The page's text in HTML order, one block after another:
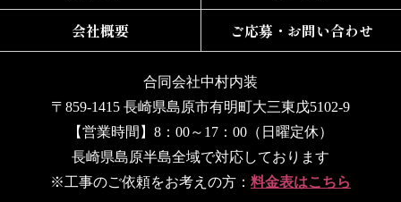
会社概要
ご応募・お問い合わせ
合同会社中村内装
〒859-1415 長崎県島原市有明町大三東戊5102-9
【営業時間】8：00～17：00（日曜定休）
長崎県島原半島全域で対応しております
※工事のご依頼をお考えの方： 料金表はこちら